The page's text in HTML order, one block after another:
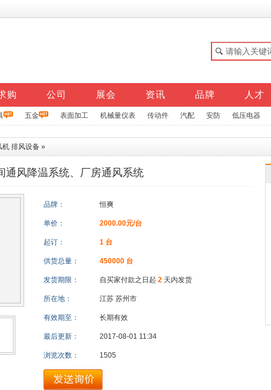
购 公司 展会 资讯 品牌 人才
五金 表面加工 机械量仪表 传动件 汽配 安防 低压电器
机 排风设备 »
通风降温系统、厂房通风系统
品牌： 恒爽
单价： 2000.00元/台
起订： 1 台
供货总量： 450000 台
发货期限： 自买家付款之日起 2 天内发货
所在地： 江苏 苏州市
有效期至： 长期有效
最后更新： 2017-08-01 11:34
浏览次数： 1505